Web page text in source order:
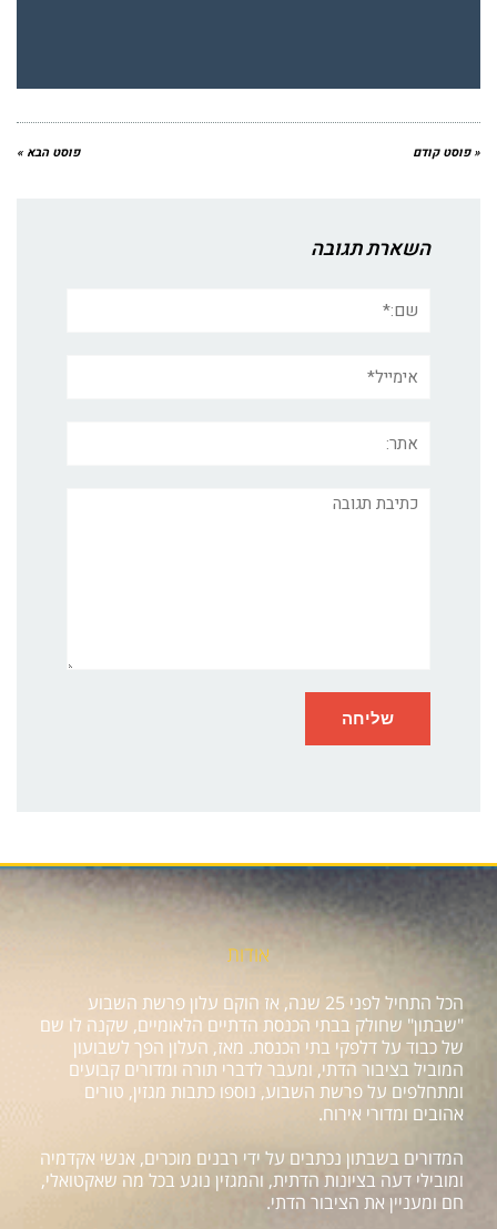
« פוסט קודם פוסט הבא »
השארת תגובה
תגובה
אודות
הכל התחיל לפני 25 שנה, אז הוקם עלון פרשת השבוע
"שבתון" שחולק בבתי הכנסת הדתיים הלאומיים, שקנה לו שם
של כבוד על דלפקי בתי הכנסת. מאז, העלון הפך לשבועון
המוביל בציבור הדתי, ומעבר לדברי תורה ומדורים קבועים
ומתחלפים על פרשת השבוע, נוספו כתבות מגזין, טורים
אהובים ומדורי אירוח.
המדורים בשבתון נכתבים על ידי רבנים מוכרים, אנשי אקדמיה
ומובילי דעה בציונות הדתית, והמגזין נוגע בכל מה שאקטואלי,
חם ומעניין את הציבור הדתי.